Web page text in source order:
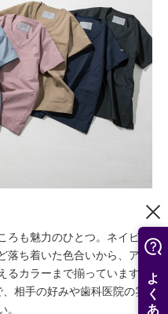
ろも魅力のひとつ。ネイビー
落ち着いた色合いから、アク
カラーまで揃っています。
相手の好みや歯科医院の雰